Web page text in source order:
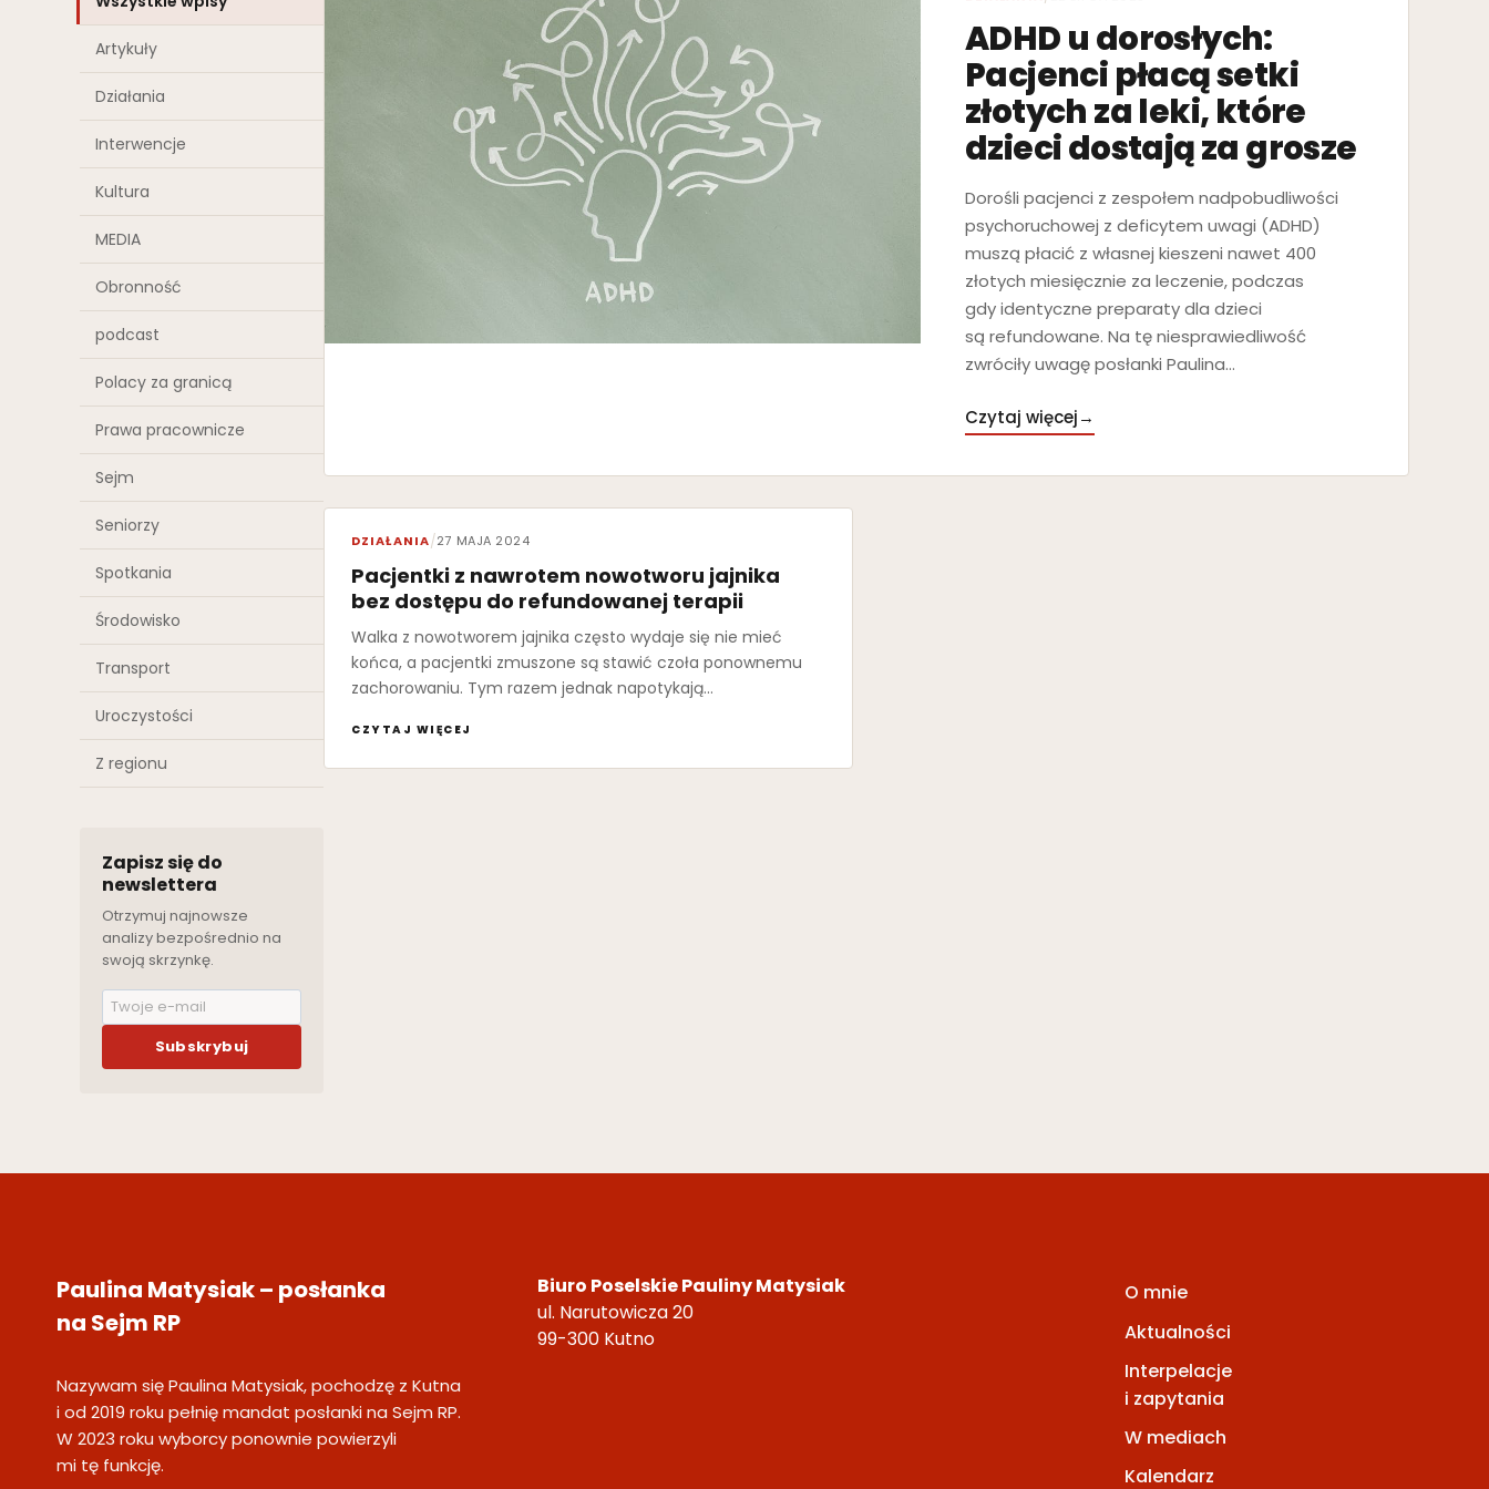
Artykuły
Działania
Interwencje
Kultura
MEDIA
Obronność
podcast
Polacy za granicą
Prawa pracownicze
Sejm
Seniorzy
Spotkania
Środowisko
Transport
Uroczystości
Z regionu
Zapisz się do
newslettera
Otrzymuj najnowsze
analizy bezpośrednio na
swoją skrzynkę.
Subskrybuj
ADHD u dorosłych:
Pacjenci płacą setki
złotych za leki, które
dzieci dostają za grosze
Dorośli pacjenci z zespołem nadpobudliwości
psychoruchowej z deficytem uwagi (ADHD)
muszą płacić z własnej kieszeni nawet 400
złotych miesięcznie za leczenie, podczas
gdy identyczne preparaty dla dzieci
są refundowane. Na tę niesprawiedliwość
zwróciły uwagę posłanki Paulina…
Czytaj więcej→
DZIAŁANIA/27 MAJA 2024
Pacjentki z nawrotem nowotworu jajnika
bez dostępu do refundowanej terapii
Walka z nowotworem jajnika często wydaje się nie mieć
końca, a pacjentki zmuszone są stawić czoła ponownemu
zachorowaniu. Tym razem jednak napotykają…
CZYTAJ WIĘCEJ
Paulina Matysiak – posłanka
na Sejm RP
Nazywam się Paulina Matysiak, pochodzę z Kutna
i od 2019 roku pełnię mandat posłanki na Sejm RP.
W 2023 roku wyborcy ponownie powierzyli
mi tę funkcję.
Biuro Poselskie Pauliny Matysiak
ul. Narutowicza 20
99-300 Kutno
O mnie
Aktualności
Interpelacje
i zapytania
W mediach
Kalendarz